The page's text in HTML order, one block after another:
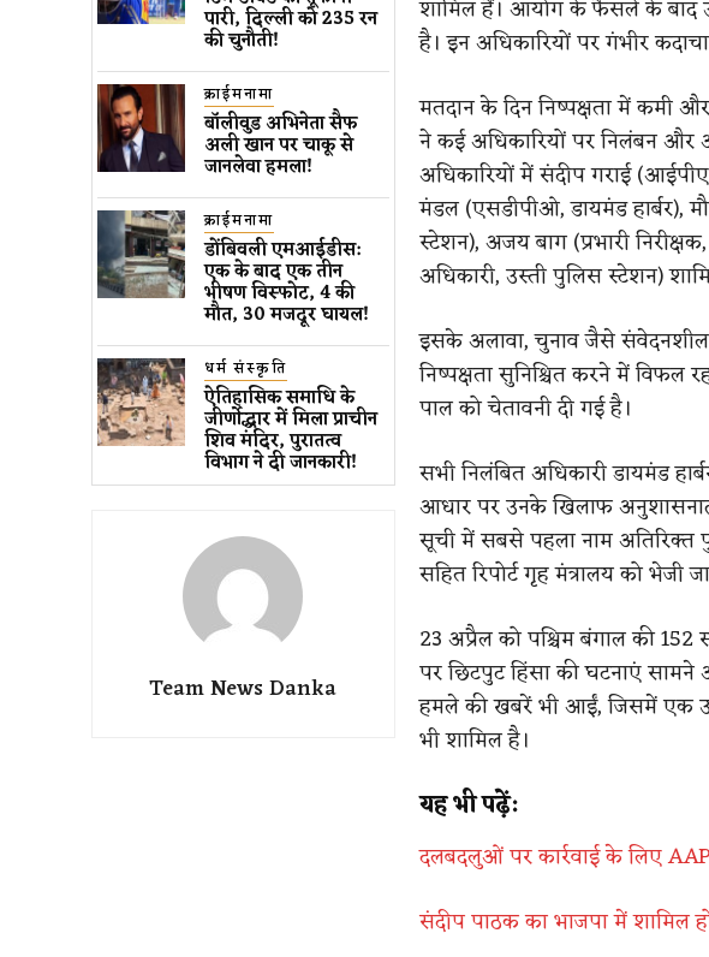
पारी, दिल्ली को 235 रन
की चुनौती!
क्राईमनामा
बॉलीवुड​ अभिनेता सैफ
अली खान पर चाकू से ​
जानलेवा हमला​!
क्राईमनामा
डोंबिवली एमआईडीस:
एक के बाद एक तीन
भीषण विस्फोट, 4 की
मौत, 30 मजदूर घायल!
धर्म संस्कृति
ऐतिहासिक समाधि के
जीर्णोद्धार में मिला प्राचीन
शिव मंदिर, पुरातत्व
विभाग ने दी जानकारी!
Team News Danka
शामिल हैं। आयोग के फैसले के बाद
है। इन अधिकारियों पर गंभीर
मतदान के दिन निष्पक्षता में कमी
ने कई अधिकारियों पर निलंबन और
अधिकारियों में संदीप गराई
मंडल (एसडीपीओ, डायमंड हार्बर),
स्टेशन), अजय बाग (प्रभारी
अधिकारी, उस्ती पुलिस स्टेशन)
इसके अलावा, चुनाव जैसे
निष्पक्षता सुनिश्चित करने में विफल
पाल को चेतावनी दी गई है।
सभी निलंबित अधिकारी डायमंड
आधार पर उनके खिलाफ
सूची में सबसे पहला नाम अतिरिक्त
सहित रिपोर्ट गृह मंत्रालय को भेजी
23 अप्रैल को पश्चिम बंगाल की
पर छिटपुट हिंसा की घटनाएं सामने
हमले की खबरें भी आईं, जिसमें एक
भी शामिल है।
यह भी पढ़ें:
दलबदलुओं पर कार्रवाई के लिए
संदीप पाठक का भाजपा में शामिल